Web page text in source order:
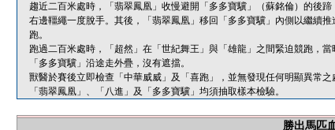
趨近二百米處時，「翡翠鳳凰」收慢避開「多多寶驥」（蘇銘倫）的後
右邊韁繩一度脫手。其後，「翡翠鳳凰」移回「多多寶驥」內側以繼續
跑。
跑過二百米處時，「超然」在「世紀舞王」與「雄龍」之間緊迫競跑，當
「多多寶驥」沿途走外疊，沒有遮擋。
獸醫於賽後立即檢查「中華威威」及「喜跑」，並無發現任何明顯異常之
「翡翠鳳凰」、「八進」及「多多寶驥」均須抽取樣本檢驗。
勝出馬匹